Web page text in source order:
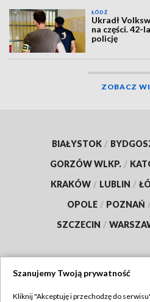
ŁÓDŹ
Ukradł
na części. 42-
policję
ZOBACZ
BIAŁYSTOK /
GORZÓW WLKP. /
KRAKÓW / LUBLIN /
OPOLE / POZNAŃ
SZCZECIN /
Szanujemy Twoją prywatność
Kliknij "Akceptuję i przechodzę do